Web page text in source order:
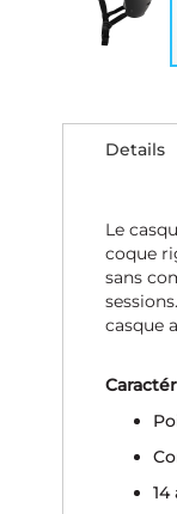
the
beginning
images
gallery
Details
Le
coque
sans
casque